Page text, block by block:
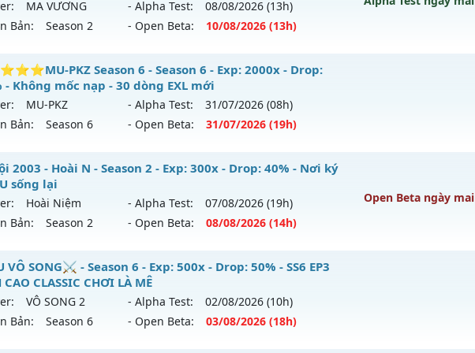
31/07/2626
Non Reset
Mu Nguyên bản Webzen
Xshiel
MA VƯƠNG - Alpha Test: 08/08/2026 (13h)
Bản:
Season 2 - Open Beta: 10/08/2026 (13h)
Quái Nhận WC - cày Cuốc Không Mốc Nạp Giá Trị
mới ra tháng 08 2026 - Mở máy chủMA VƯƠNG
200x - Drop: 20%
loại: Mu Nguyên bản Webzen
GameGuard
PKZ Season 6 - Season 6 - Exp: 2000x - Drop:
- Không mốc nạp - 30 dòng EXL mới
MU-PKZ - Alpha Test: 31/07/2026 (08h)
Bản:
Season 6 - Open Beta: 31/07/2026 (19h)
PKZ Season 6 - Không mốc nạp - 30 dòng EXL mới
mới ra tháng 07 2026 - Mở máy chủMU-PKZvào 19h ngày 31/07/2626
2000x - Drop: 200%
loại: Mu Nguyên bản Webzen
SuperAnti
2003 - Hoài N - Season 2 - Exp: 300x - Drop: 40% - Nơi ký
sống lại
Hoài Niệm - Alpha Test: 07/08/2026 (19h)
Bản:
Season 2 - Open Beta: 08/08/2026 (14h)
Open Beta ngày mai
Nội 2003 - Hoài N - Nơi ký ức MU sống lại
mới ra tháng 08 2026 - Mở máy chủHoài Niệm vào 14h ngày 08/08/2626
300x - Drop: 40%
SONG⚔️ - Season 6 - Exp: 500x - Drop: 50% - SS6 EP3
CLASSIC CHƠI LÀ MÊ
VÔ SONG 2 - Alpha Test: 02/08/2026 (10h)
Bản:
Season 6 - Open Beta: 03/08/2026 (18h)